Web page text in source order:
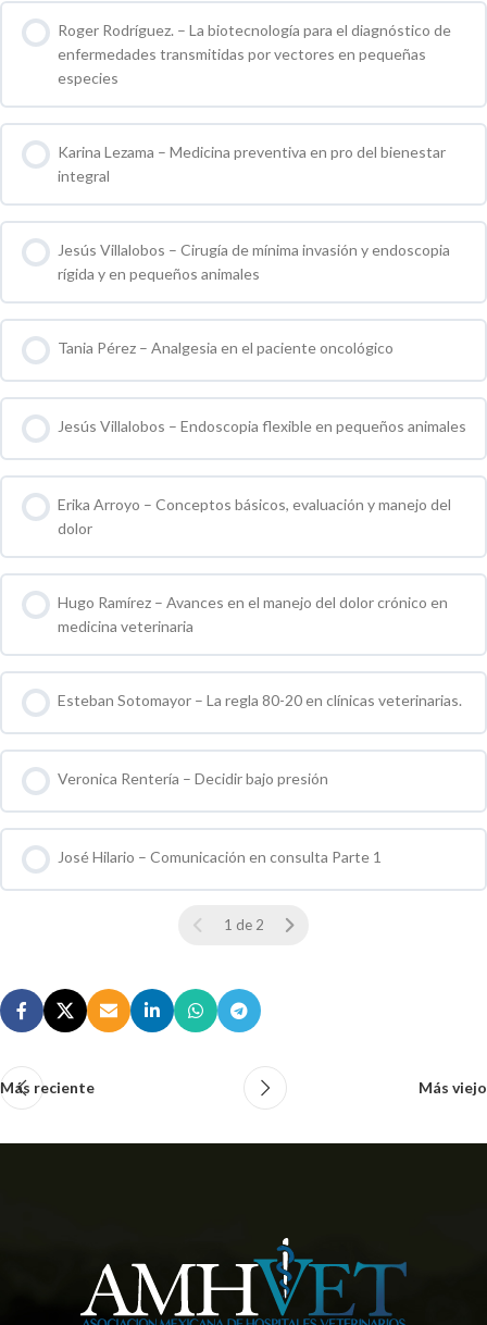
Roger Rodríguez. – La biotecnología para el diagnóstico de
enfermedades transmitidas por vectores en pequeñas
especies
0 % COMPLETO 0 / 0 pasos
Karina Lezama – Medicina preventiva en pro del bienestar
integral
0 % COMPLETO 0 / 0 pasos
Jesús Villalobos – Cirugía de mínima invasión y endoscopia
rígida y en pequeños animales
0 % COMPLETO 0 / 0 pasos
Tania Pérez – Analgesia en el paciente oncológico
0 % COMPLETO 0 / 0 pasos
Jesús Villalobos – Endoscopia flexible en pequeños animales
0 % COMPLETO 0 / 0 pasos
Erika Arroyo – Conceptos básicos, evaluación y manejo del
dolor
0 % COMPLETO 0 / 0 pasos
Hugo Ramírez – Avances en el manejo del dolor crónico en
medicina veterinaria
0 % COMPLETO 0 / 0 pasos
Esteban Sotomayor – La regla 80-20 en clínicas veterinarias.
0 % COMPLETO 0 / 0 pasos
Veronica Rentería – Decidir bajo presión
0 % COMPLETO 0 / 0 pasos
José Hilario – Comunicación en consulta Parte 1
0 % COMPLETO 0 / 0 pasos
1 de 2
Más reciente Más viejo